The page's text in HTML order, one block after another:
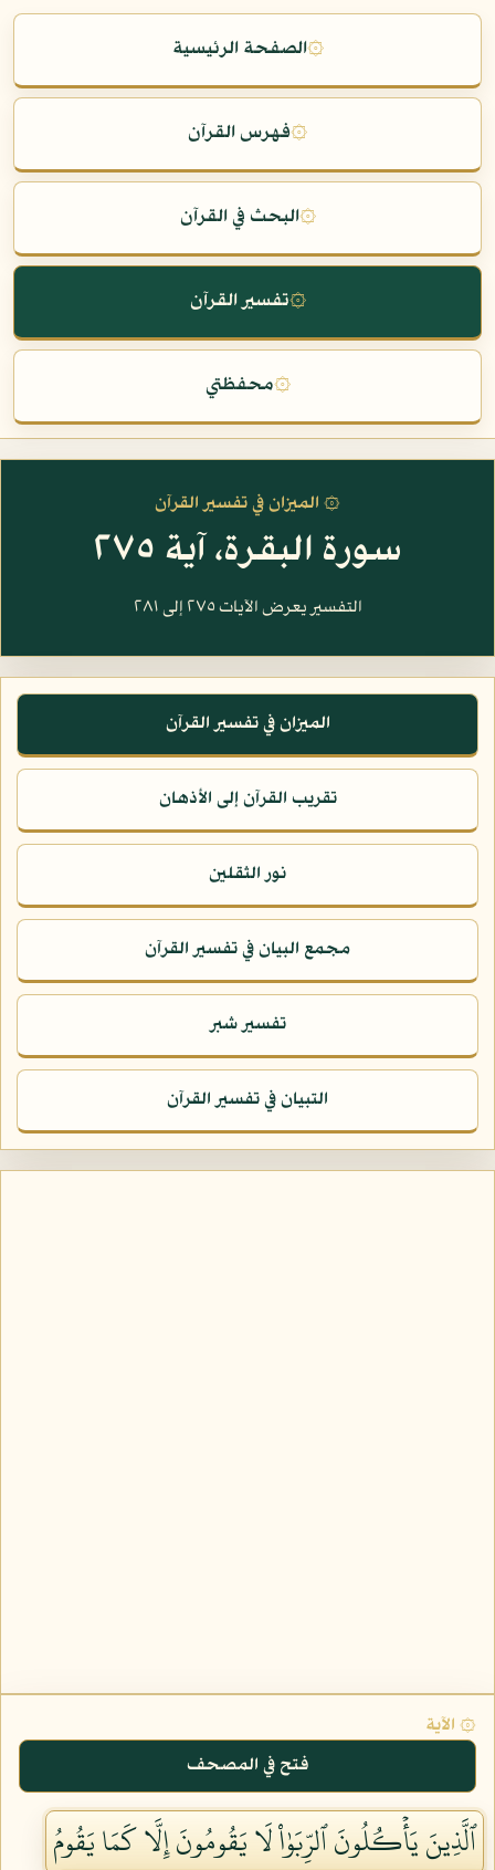
۞الصفحة الرئيسية
۞فهرس القرآن
۞البحث في القرآن
۞تفسير القرآن
۞محفظتي
۞ الميزان في تفسير القرآن
سورة البقرة، آية ٢٧٥
التفسير يعرض الآيات ٢٧٥ إلى ٢٨١
الميزان في تفسير القرآن
تقريب القرآن إلى الأذهان
نور الثقلين
مجمع البيان في تفسير القرآن
تفسير شبر
التبيان في تفسير القرآن
۞ الآية
فتح في المصحف
ٱلَّذِينَ يَأۡكُلُونَ ٱلرِّبَوٰاْ لَا يَقُومُونَ إِلَّا كَمَا يَقُومُ